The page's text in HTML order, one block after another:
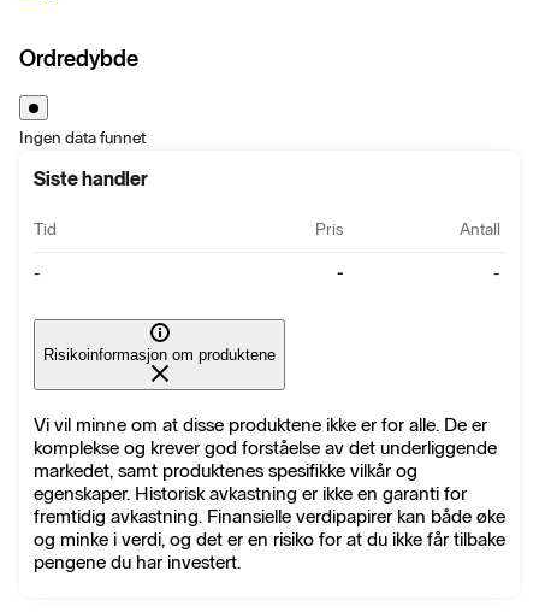
Ordredybde
Ingen data funnet
Siste handler
Tid Pris Antall
- - -
Risikoinformasjon om produktene
Vi vil minne om at disse produktene ikke er for alle. De er
komplekse og krever god forståelse av det underliggende
markedet, samt produktenes spesifikke vilkår og
egenskaper. Historisk avkastning er ikke en garanti for
fremtidig avkastning. Finansielle verdipapirer kan både øke
og minke i verdi, og det er en risiko for at du ikke får tilbake
pengene du har investert.